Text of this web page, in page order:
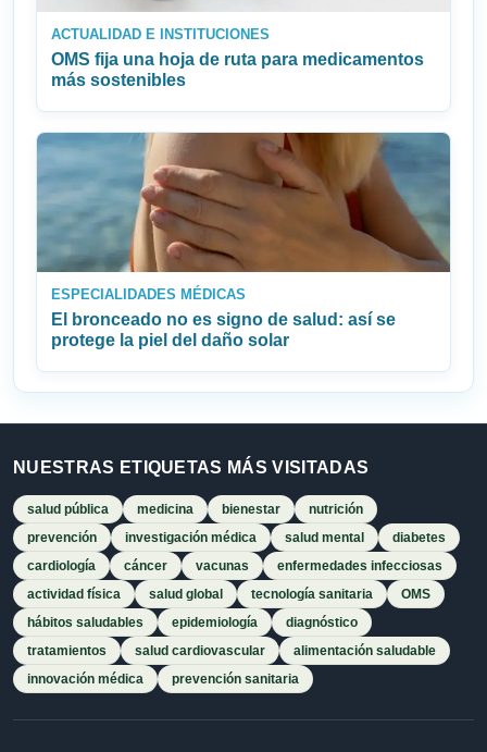
ACTUALIDAD E INSTITUCIONES
OMS fija una hoja de ruta para medicamentos
más sostenibles
ESPECIALIDADES MÉDICAS
El bronceado no es signo de salud: así se
protege la piel del daño solar
NUESTRAS ETIQUETAS MÁS VISITADAS
salud pública medicina bienestar
nutrición
prevención
investigación médica salud mental
diabetes
cardiología
cáncer vacunas
enfermedades infecciosas
actividad física
salud global tecnología sanitaria
OMS
hábitos saludables
epidemiología
diagnóstico
tratamientos
salud cardiovascular
alimentación saludable
innovación médica
prevención sanitaria